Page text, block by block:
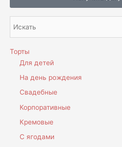
Торты
Для детей
На день рождения
Свадебные
Корпоративные
Кремовые
С ягодами